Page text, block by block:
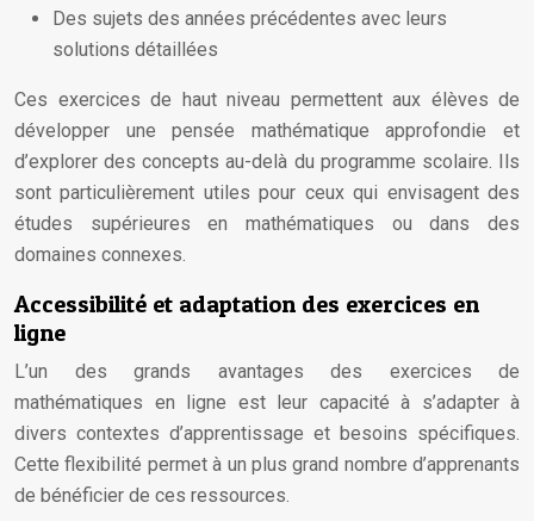
Des sujets des années précédentes avec leurs
solutions détaillées
Ces exercices de haut niveau permettent aux élèves de
développer une pensée mathématique approfondie et
d’explorer des concepts au-delà du programme scolaire. Ils
sont particulièrement utiles pour ceux qui envisagent des
études supérieures en mathématiques ou dans des
domaines connexes.
Accessibilité et adaptation des exercices en
ligne
L’un des grands avantages des exercices de
mathématiques en ligne est leur capacité à s’adapter à
divers contextes d’apprentissage et besoins spécifiques.
Cette flexibilité permet à un plus grand nombre d’apprenants
de bénéficier de ces ressources.